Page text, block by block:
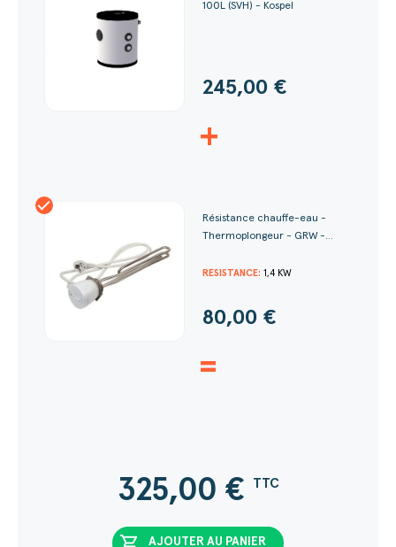
100L (SVH) - Kospel
245,00 €
+
Résistance chauffe-eau -
Thermoplongeur - GRW -...
RÉSISTANCE: 1,4 KW
80,00 €
=
325,00 € TTC
AJOUTER AU PANIER